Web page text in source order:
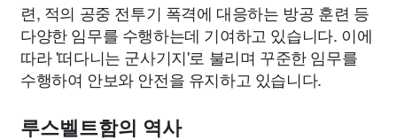
련, 적의 공중 전투기 폭격에 대응하는 방공 훈련 등
다양한 임무를 수행하는데 기여하고 있습니다. 이에
따라 '떠다니는 군사기지'로 불리며 꾸준한 임무를
수행하여 안보와 안전을 유지하고 있습니다.
루스벨트함의 역사